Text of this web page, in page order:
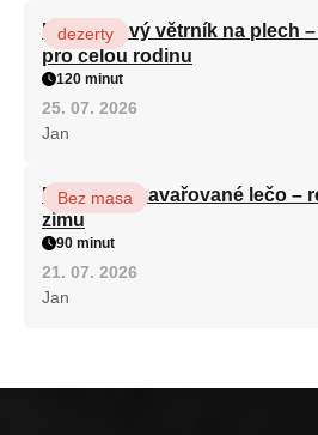
Karamelový větrník na plech
pro celou rodinu
dezerty
120 minut
25. 07. 2026
Jan
Babiččino zavařované lečo –
zimu
Bez masa
90 minut
21. 07. 2026
Jan